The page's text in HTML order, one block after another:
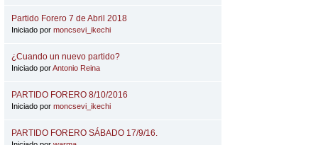
Partido Forero 7 de Abril 2018
Iniciado por moncsevi_ikechi
¿Cuando un nuevo partido?
Iniciado porAntonio Reina
PARTIDO FORERO 8/10/2016
Iniciado por moncsevi_ikechi
PARTIDO FORERO SÁBADO 17/9/16.